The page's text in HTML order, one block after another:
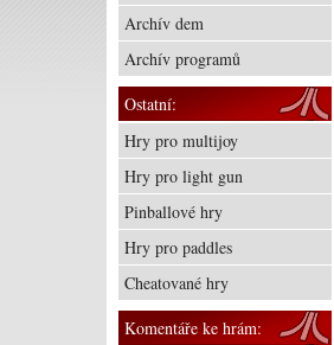
Archív dem
Archív programů
Ostatní:
Hry pro multijoy
Hry pro light gun
Pinballové hry
Hry pro paddles
Cheatované hry
Komentáře ke hrám: